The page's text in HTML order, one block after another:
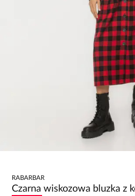
RABARBAR
Czarna wiskozowa bluzka z